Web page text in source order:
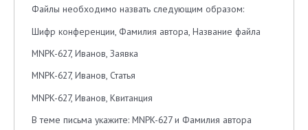
Файлы необходимо назвать следующим образом:
Шифр конференции, Фамилия автора, Название файла
MNPK-627, Иванов, Заявка
MNPK-627, Иванов, Статья
MNPK-627, Иванов, Квитанция
В теме письма укажите: MNPK-627 и Фамилия автора